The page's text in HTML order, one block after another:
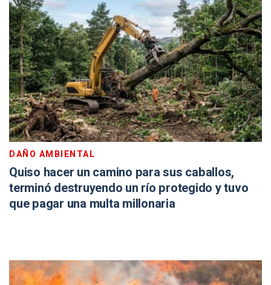
DAÑO AMBIENTAL
Quiso hacer un camino para sus caballos,
terminó destruyendo un río protegido y tuvo
que pagar una multa millonaria